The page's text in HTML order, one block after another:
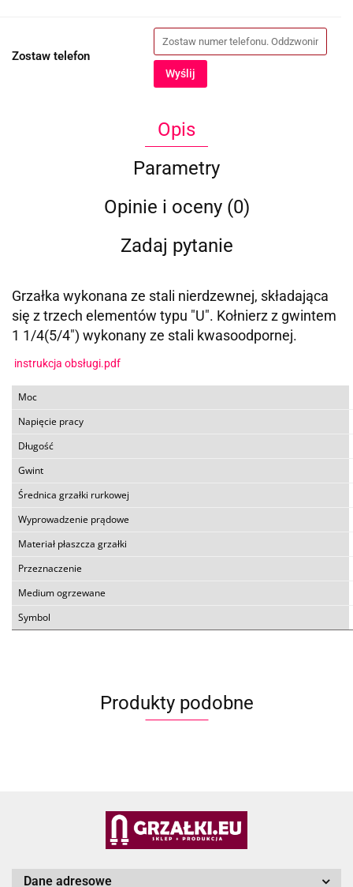
Zostaw telefon
Wyślij
Opis
Parametry
Opinie i oceny (0)
Zadaj pytanie
Grzałka wykonana ze stali nierdzewnej, składająca
się z trzech elementów typu "U". Kołnierz z gwintem
1 1/4(5/4") wykonany ze stali kwasoodpornej.
instrukcja obsługi.pdf
Moc
Napięcie pracy
Długość
Gwint
Średnica grzałki rurkowej
Wyprowadzenie prądowe
Materiał płaszcza grzałki
Przeznaczenie
Medium ogrzewane
Symbol
Produkty podobne
Dane adresowe